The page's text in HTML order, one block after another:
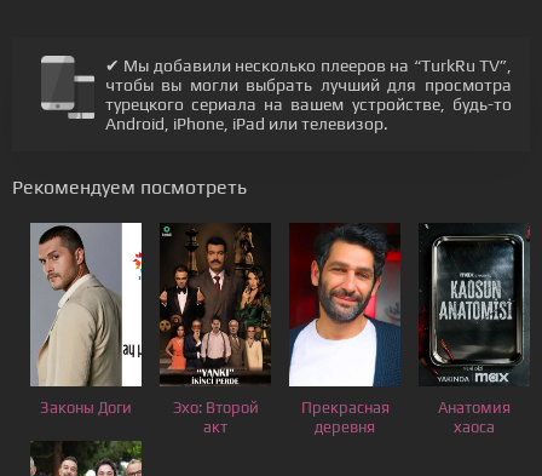
✔ Мы добавили несколько плееров на “TurkRu TV”,
чтобы вы могли выбрать лучший для просмотра
турецкого сериала на вашем устройстве, будь-то
Android, iPhone, iPad или телевизор.
Рекомендуем посмотреть
Законы Доги
Эхо: Второй
акт
Прекрасная
деревня
Анатомия
хаоса